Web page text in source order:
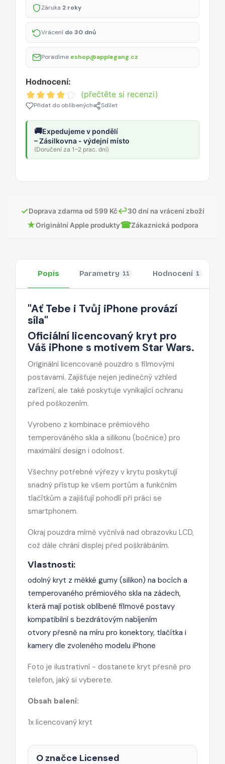
Záruka 2 roky
Vrácení do 30 dnů
Poradíme eshop@applegang.cz
Hodnocení:
(přečtěte si recenzi)
Přidat do oblíbených Sdílet
🚚Expedujeme v pondělí
– Zásilkovna - výdejní místo
(Doručení za 1–2 prac. dní)
✓Doprava zdarma od 599 Kč↩30 dní na vrácení zboží
★Originální Apple produkty☎Zákaznická podpora
Popis Parametry 11 Hodnocení 1
"Ať Tebe i Tvůj iPhone provází
síla"
Oficiální licencovaný kryt pro
Váš iPhone s motivem Star Wars.
Originální licencované pouzdro s filmovými
postavami. Zajišťuje nejen jedinečný vzhled
zařízení, ale také poskytuje vynikající ochranu
před poškozením.
Vyrobeno z kombinace prémiového
temperováného skla a silikonu (bočnice) pro
maximální design i odolnost.
Všechny potřebné výřezy v krytu poskytují
snadný přístup ke všem portům a funkčním
tlačítkům a zajišťují pohodlí při práci se
smartphonem.
Okraj pouzdra mírně vyčnívá nad obrazovku LCD,
což dále chrání displej před poškrábáním.
Vlastnosti:
odolný kryt z měkké gumy (silikon) na bocích a
temperovaného prémiového skla na zádech,
která mají potisk oblíbené filmové postavy
kompatibilní s bezdrátovým nabíjením
otvory přesně na míru pro konektory, tlačítka i
kamery dle zvoleného modelu iPhone
Foto je ilustrativní - dostanete kryt přesně pro
telefon, jaký si vyberete.
Obsah balení:
1x licencovaný kryt
O značce Licensed